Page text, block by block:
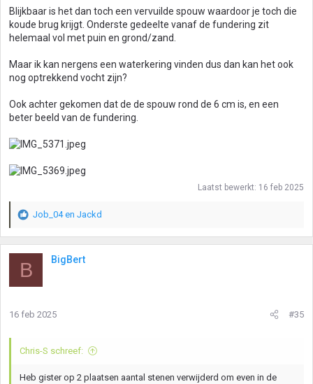
Blijkbaar is het dan toch een vervuilde spouw waardoor je toch die
koude brug krijgt. Onderste gedeelte vanaf de fundering zit
helemaal vol met puin en grond/zand.
Maar ik kan nergens een waterkering vinden dus dan kan het ook
nog optrekkend vocht zijn?
Ook achter gekomen dat de de spouw rond de 6 cm is, en een
beter beeld van de fundering.
Laatst bewerkt: 16 feb 2025
W
a
n
e
Job_04en Jackd
B BigBert
16 feb 2025 #35
Chris-S schreef:
Heb gister op 2 plaatsen aantal stenen verwijderd om even in de